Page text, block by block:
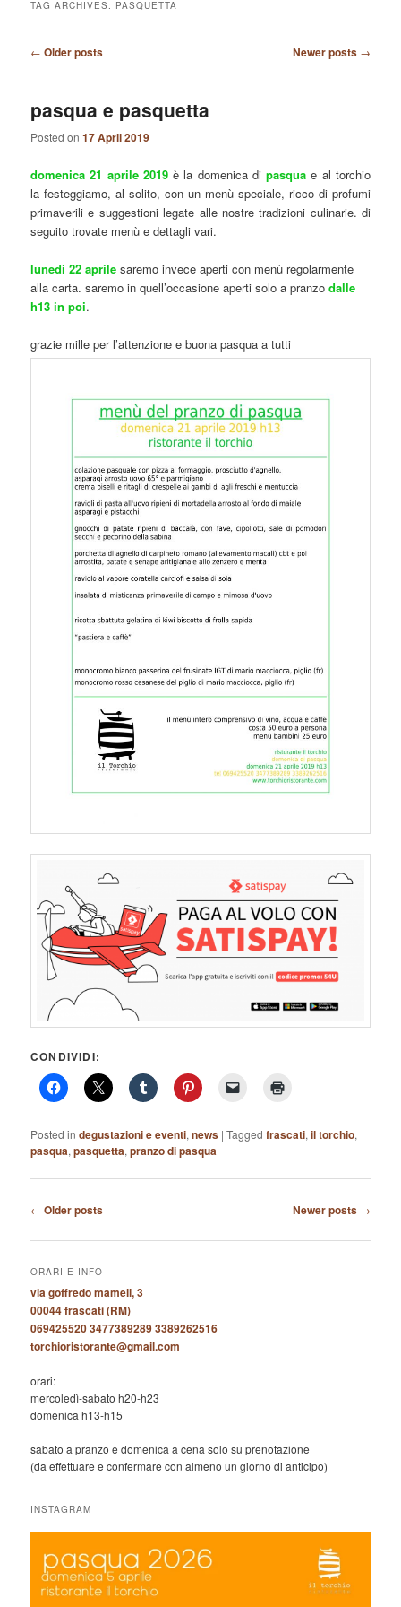
TAG ARCHIVES: PASQUETTA
Post
← Older posts Newer posts →
pasqua e pasquetta
Posted on17 April 2019
domenica 21 aprile 2019è la domenica dipasqua e al torchio
la festeggiamo, al solito, con un menù speciale, ricco di profumi
primaverili e suggestioni legate alle nostre tradizioni culinarie. di
seguito trovate menù e dettagli vari.
lunedì 22 aprile saremo invece aperti con menù regolarmente
alla carta. saremo in quell’occasione aperti solo a pranzodalle
h13 in poi.
grazie mille per l’attenzione e buona pasqua a tutti
CONDIVIDI:
Posted in degustazioni e eventi,news |Tagged frascati,il torchio,
pasqua,pasquetta,pranzo di pasqua
Post
← Older posts Newer posts →
ORARI E INFO
via goffredo mameli, 3
00044 frascati (RM)
069425520 3477389289 3389262516
torchioristorante@gmail.com
orari:
mercoledì-sabato h20-h23
domenica h13-h15
sabato a pranzo e domenica a cena solo su prenotazione
(da effettuare e confermare con almeno un giorno di anticipo)
INSTAGRAM